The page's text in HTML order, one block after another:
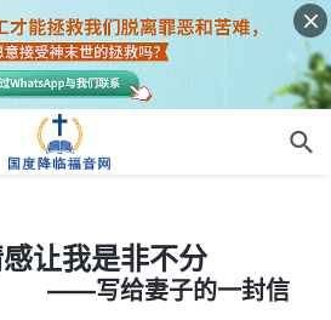
让我是非不分
——写给妻子的一封信